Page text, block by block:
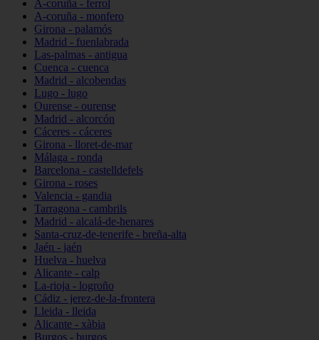
A-coruña - ferrol
A-coruña - monfero
Girona - palamós
Madrid - fuenlabrada
Las-palmas - antigua
Cuenca - cuenca
Madrid - alcobendas
Lugo - lugo
Ourense - ourense
Madrid - alcorcón
Cáceres - cáceres
Girona - lloret-de-mar
Málaga - ronda
Barcelona - castelldefels
Girona - roses
Valencia - gandia
Tarragona - cambrils
Madrid - alcalá-de-henares
Santa-cruz-de-tenerife - breña-alta
Jaén - jaén
Huelva - huelva
Alicante - calp
La-rioja - logroño
Cádiz - jerez-de-la-frontera
Lleida - lleida
Alicante - xàbia
Burgos - burgos